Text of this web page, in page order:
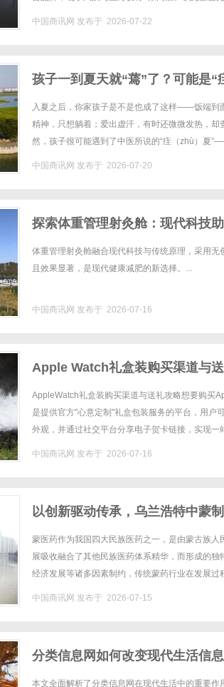
中国商讯网 发布于 2026-07-22
孩子一到夏天就“蔫”了？可能是“
入夏之后，你家孩子是不是也成了这样——饭端到
精神，只想躺着；爱出虚汗，有时还微微发热，
然，孩子很可能遇到了中医所说的“疰（zhù）夏
中国商讯网 发布于 2026-07-20
探索体重管理射灸舱：现代科技
体重管理射灸舱融合现代科技与传统原理，采用
且效果显著，是现代健康减肥的新选择。...
中国商讯网 发布于 2026-07-16
Apple Watch礼盒装购买渠道与
AppleWatch礼盒装购买渠道与送礼攻略想要购买
是提供官方"心意定制"礼盒包装服务的平台，用户
外观，并通过社交平台分享电子贺卡链接，实现
中国商讯网 发布于 2026-07-16
以创新驱动传承，乌兰浩特中蒙
蒙医药作为我国四大民族医药之一，是由蒙古族
展吸收融合了其他民族医药体系精华，而形成的
经济发展等诸多因素制约，传统蒙药行业在发展
中国商讯网 发布于 2026-07-15
分类信息网如何改变现代生活信
本文全面解析了分类信息网在现代生活中的重要